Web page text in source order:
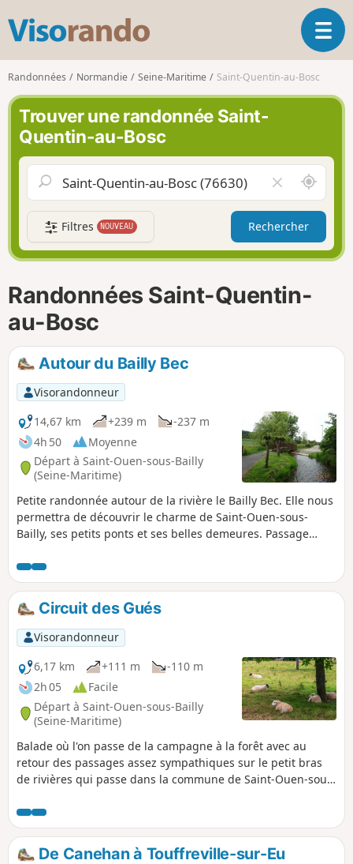
s
o
r
n
d
o
O
u
a
n
v
g
a
Randonnées Normandie Seine-Maritime Saint-Quentin-au-Bosc
Trouver une randonnée Saint-
Quentin-au-Bosc
i
d
e
r
l
m
A
u
t
u
r
i
Filtres NOUVEAU Rechercher
Randonnées Saint-Quentin-
au-Bosc
Autour du Bailly Bec
Visorandonneur
14,67 km
+239 m
-237 m
4h 50
Moyenne
Départ à Saint-Ouen-sous-Bailly
(Seine-Maritime)
Petite randonnée autour de la rivière le Bailly Bec. Elle nous
permettra de découvrir le charme de Saint-Ouen-sous-
Bailly, ses petits ponts et ses belles demeures. Passage
du Château de Montigny et de la campagne alentour et
retour par Bailly-en-rivière.
Circuit des Gués
Visorandonneur
6,17 km
+111 m
-110 m
2h 05
Facile
Départ à Saint-Ouen-sous-Bailly
(Seine-Maritime)
Balade où l'on passe de la campagne à la forêt avec au
retour des passages assez sympathiques sur le petit bras
de rivières qui passe dans la commune de Saint-Ouen-sous-
De Canehan à Touffreville-sur-Eu